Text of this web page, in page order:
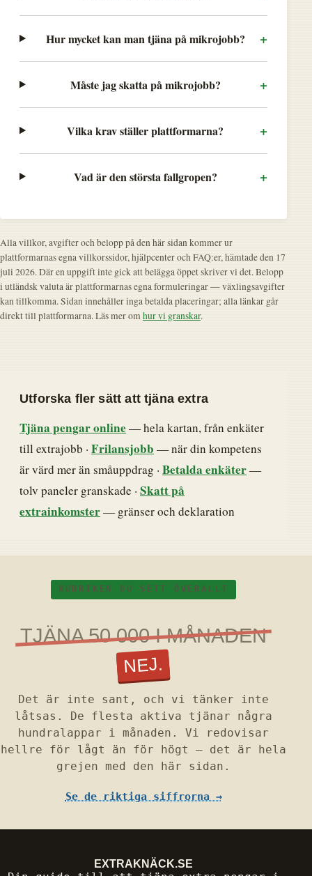
Hur mycket kan man tjäna på mikrojobb? +
Måste jag skatta på mikrojobb? +
Vilka krav ställer plattformarna? +
Vad är den största fallgropen? +
Alla villkor, avgifter och belopp på den här sidan kommer ur
plattformarnas egna villkorssidor, hjälpcenter och FAQ:er, hämtade den 17
juli 2026. Där en uppgift inte gick att belägga öppet skriver vi det. Belopp
i utländsk valuta är plattformarnas egna formuleringar — växlingsavgifter
kan tillkomma. Sidan innehåller inga betalda placeringar; alla länkar går
direkt till plattformarna. Läs mer om hur vi granskar.
Utforska fler sätt att tjäna extra
Tjäna pengar online — hela kartan, från enkäter
till extrajobb · Frilansjobb — när din kompetens
är värd mer än småuppdrag · Betalda enkäter—
tolv paneler granskade · Skatt på
extrainkomster— gränser och deklaration
RUBRIKEN DU SETT ÖVERALLT
TJÄNA 50 000 I MÅNADEN
NEJ.
Det är inte sant, och vi tänker inte
låtsas. De flesta aktiva tjänar några
hundralappar i månaden. Vi redovisar
hellre för lågt än för högt — det är hela
grejen med den här sidan.
Se de riktiga siffrorna →
EXTRAKNÄCK.SE